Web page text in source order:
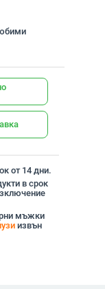
от 14 дни.
в срок
мъжки
извън